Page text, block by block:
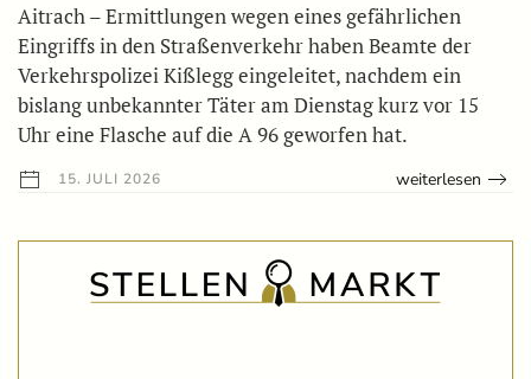
Aitrach – Ermittlungen wegen eines gefährlichen
Eingriffs in den Straßenverkehr haben Beamte der
Verkehrspolizei Kißlegg eingeleitet, nachdem ein
bislang unbekannter Täter am Dienstag kurz vor 15
Uhr eine Flasche auf die A 96 geworfen hat.
15. JULI 2026 weiterlesen